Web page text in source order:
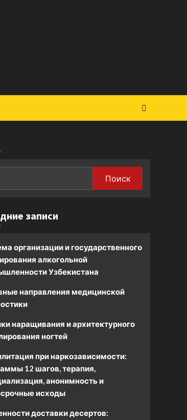
Поиск
записи
организации и государственного
алкогольной
Узбекистана
направления медицинской
наращивания и архитектурного
ногтей
при наркозависимости:
12 шагов, терапия,
анонимность и
исходы
доставки десертов: